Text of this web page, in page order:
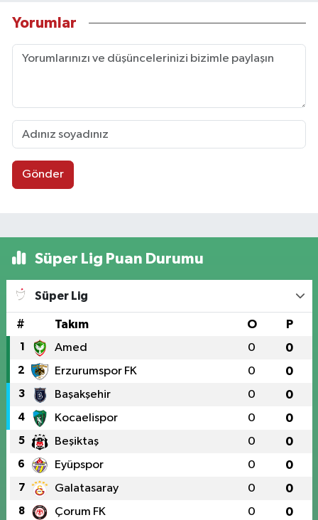
Yorumlar
Gönder
Süper Lig Puan Durumu
Süper Lig
# Takım O P
1 Amed 0 0
2 Erzurumspor FK 0 0
3 Başakşehir 0 0
4 Kocaelispor 0 0
5 Beşiktaş 0 0
6 Eyüpspor 0 0
7 Galatasaray 0 0
8 Çorum FK 0 0